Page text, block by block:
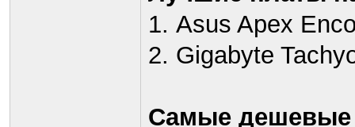
1. Asus Apex
2. Gigabyte
Самые дешевые